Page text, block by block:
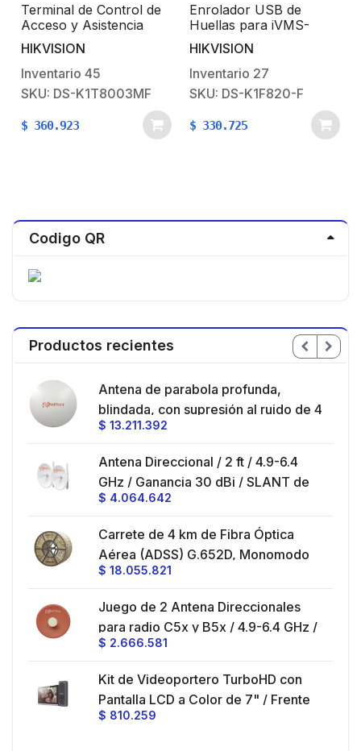
Terminal de Control de
Acceso y Asistencia
compatible con APP
Hik-Connect (P2P) /
Stand Alone / Lectura
de Huella y de Tarjetas
Mifare
HIKVISION
Inventario 45
SKU: DS-K1T8003MF
$ 360.923
Enrolador USB de
Huellas para iVMS-
4200 y HikCentral /
Facilita el Alta de
Huellas al Software /
Conexión USB / SDK
GRATUITO para
desarrollos propios
HIKVISION
Inventario 27
SKU: DS-K1F820-F
$ 330.725
Codigo QR
Productos recientes
Antena de parabola profunda,
blindada, con supresión al ruido de 4
ft, 5.9-7.2 GHz, Ganancia 36 dBi con
hasta 80 km, Conectores N-hembra,
montaje con alineación milimétrica.
$ 13.211.392
Antena Direccional / 2 ft / 4.9-6.4
GHz / Ganancia 30 dBi / SLANT de
45 ° y 90 ° / Conector N-Hembra /
Montaje y jumpers incluidos.
$ 4.064.642
Carrete de 4 km de Fibra Óptica
Aérea (ADSS) G.652D, Monomodo
de 24 Hilos, Exterior, Span 200,
$ 18.055.821
Juego de 2 Antena Direccionales
para radio C5x y B5x / 4.9-6.4 GHz /
Ganancia 27 dBi / Montaje incluido.
$ 2.666.581
Kit de Videoportero TurboHD con
Pantalla LCD a Color de 7" / Frente
de Calle para Exterior de
$ 810.259